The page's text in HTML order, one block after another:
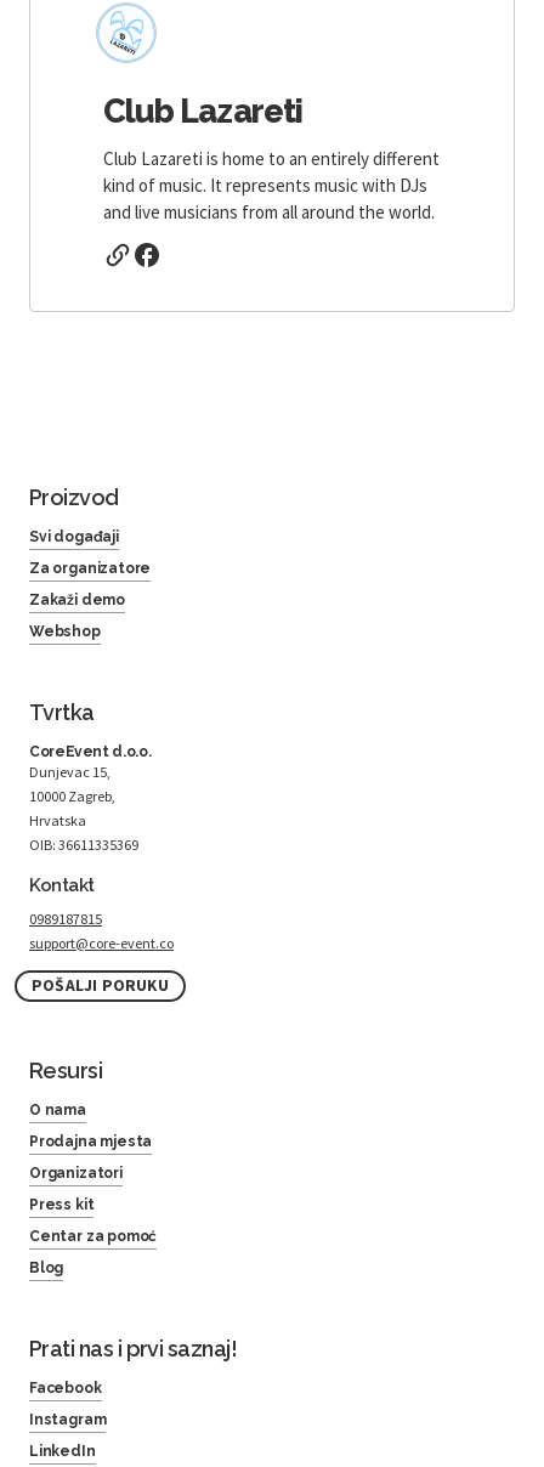
Club Lazareti
Club Lazareti is home to an entirely different
kind of music. It represents music with DJs
and live musicians from all around the world.
Proizvod
Svi događaji
Za organizatore
Zakaži demo
Webshop
Tvrtka
CoreEvent d.o.o.
Dunjevac 15,
10000 Zagreb,
Hrvatska
OIB: 36611335369
Kontakt
0989187815
support@core-event.co
POŠALJI PORUKU
Resursi
O nama
Prodajna mjesta
Organizatori
Press kit
Centar za pomoć
Blog
Prati nas i prvi saznaj!
Facebook
Instagram
LinkedIn